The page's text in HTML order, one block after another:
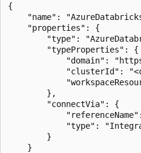
{
"name":
    "properties": {
"type":
        "typeProperties": {
"domain":
"clusterId":
        },
        "connectVia": {
"type":
        }
    }